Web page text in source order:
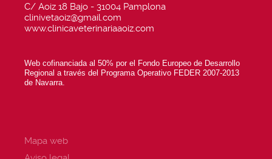
C/ Aoiz 18 Bajo - 31004 Pamplona
clinivetaoiz@gmail.com
www.clinicaveterinariaaoiz.com
Web cofinanciada al 50% por el Fondo Europeo de Desarrollo
Regional a través del Programa Operativo FEDER 2007-2013
de Navarra.
Mapa web